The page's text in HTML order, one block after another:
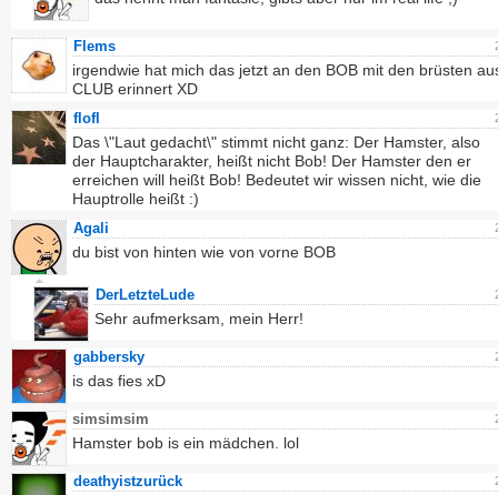
Flems
irgendwie hat mich das jetzt an den BOB mit den brüsten
CLUB erinnert XD
flofl
Das \"Laut gedacht\" stimmt nicht ganz: Der Hamster, also
der Hauptcharakter, heißt nicht Bob! Der Hamster den er
erreichen will heißt Bob! Bedeutet wir wissen nicht, wie die
Hauptrolle heißt :)
Agali
du bist von hinten wie von vorne BOB
DerLetzteLude
Sehr aufmerksam, mein Herr!
gabbersky
is das fies xD
simsimsim
Hamster bob is ein mädchen. lol
deathyistzurück